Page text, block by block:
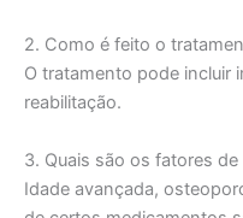
2. Como é feito o
O tratamento pode incluir
reabilitação.
3. Quais são os fatores
Idade avançada,